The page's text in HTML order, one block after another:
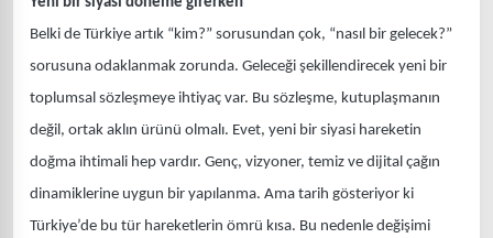
Belki de Türkiye artık “kim?” sorusundan çok, “nasıl bir gelecek?”
sorusuna odaklanmak zorunda. Geleceği şekillendirecek yeni bir
toplumsal sözleşmeye ihtiyaç var. Bu sözleşme, kutuplaşmanın
değil, ortak aklın ürünü olmalı. Evet, yeni bir siyasi hareketin
doğma ihtimali hep vardır. Genç, vizyoner, temiz ve dijital çağın
dinamiklerine uygun bir yapılanma. Ama tarih gösteriyor ki
Türkiye’de bu tür hareketlerin ömrü kısa. Bu nedenle değişimi